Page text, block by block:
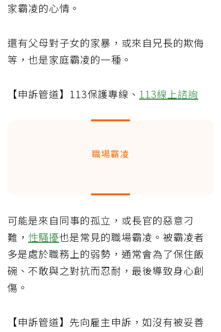
家霸凌的心情。
還有父母對子女的家暴，或來自兄長的欺侮
等，也是家庭霸凌的一種。
【申訴管道】113保護專線、 113線上諮詢
職場霸凌
可能是來自同事的孤立，或長官的惡意刁
難， 性騷擾也是常見的職場霸凌。被霸凌者
多是處於職務上的弱勢，通常會為了保住飯
碗、不敢與之對抗而忍耐，最後導致身心創
傷。
【申訴管道】先向雇主申訴，如沒有被妥善